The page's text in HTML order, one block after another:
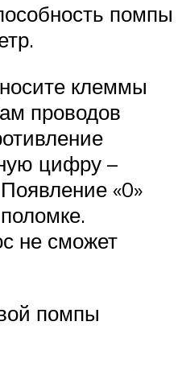
помпы
клеммы
проводов
цифру –
«0»
не сможет
помпы